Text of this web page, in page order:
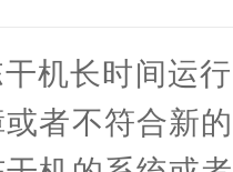
长时间运行
者不符合新